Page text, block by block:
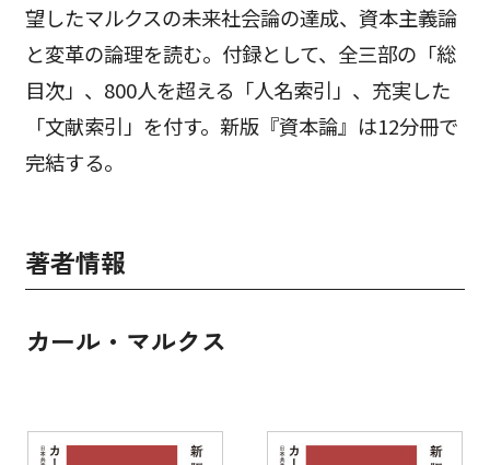
望したマルクスの未来社会論の達成、資本主義論
と変革の論理を読む。付録として、全三部の「総
目次」、800人を超える「人名索引」、充実した
「文献索引」を付す。新版『資本論』は12分冊で
完結する。
著者情報
カール・マルクス